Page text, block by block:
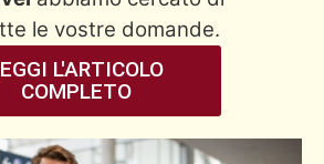
le vostre domande.
L'ARTICOLO
COMPLETO